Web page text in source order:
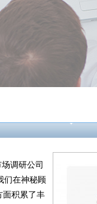
调研公司
们在神秘顾
面积累了丰